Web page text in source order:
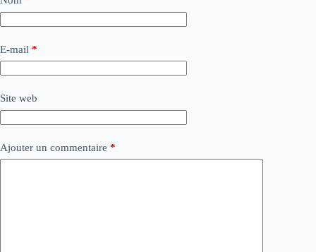
E-mail *
Site web
Ajouter un commentaire *